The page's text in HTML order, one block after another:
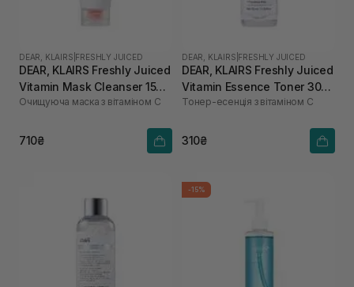
DEAR, KLAIRS FRESHLY JUICED
DEAR, KLAIRS Freshly Juiced
Vitamin Mask Cleanser 150
мл
Очищуюча маска з вітаміном С
710₴
DEAR, KLAIRS FRESHLY JUICED
DEAR, KLAIRS Freshly Juiced
Vitamin Essence Toner 30
мл
Тонер-есенція з вітаміном C
310₴
-15%